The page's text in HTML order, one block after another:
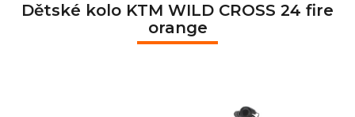
hvězdiček.
Dětské kolo KTM WILD CROSS 24 fire
orange